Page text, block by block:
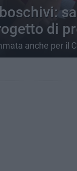
di
anche per il